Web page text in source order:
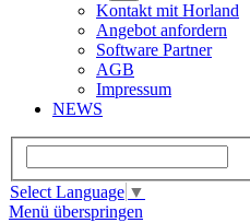
Kontakt mit Horland
Angebot anfordern
Software Partner
AGB
Impressum
NEWS
Select Language ▼
Menü überspringen